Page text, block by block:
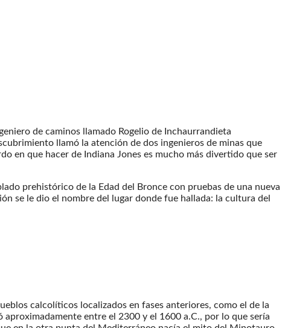
de caminos llamado Rogelio de Inchaurrandieta
llamó la atención de dos ingenieros de minas que
en que hacer de Indiana Jones es mucho más divertido que ser
prehistórico de la Edad del Bronce con pruebas de una nueva
se le dio el nombre del lugar donde fue hallada: la cultura del
calcolíticos localizados en fases anteriores, como el de la
entre el 2300 y el 1600 a.C., por lo que sería